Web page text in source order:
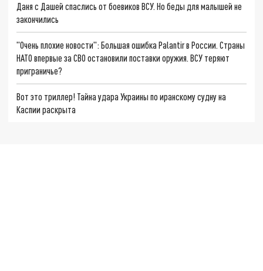
Даня с Дашей спаслись от боевиков ВСУ. Но беды для малышей не
закончились
"Очень плохие новости": Большая ошибка Palantir в России. Страны
НАТО впервые за СВО остановили поставки оружия. ВСУ теряют
приграничье?
Вот это триллер! Тайна удара Украины по иранскому судну на
Каспии раскрыта